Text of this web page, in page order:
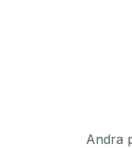
Andra